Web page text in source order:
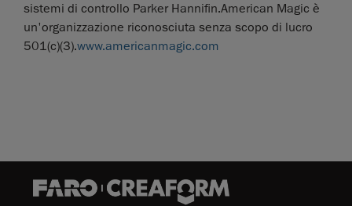
sistemi di controllo Parker Hannifin.American Magic è
un'organizzazione riconosciuta senza scopo di lucro
501(c)(3).www.americanmagic.com